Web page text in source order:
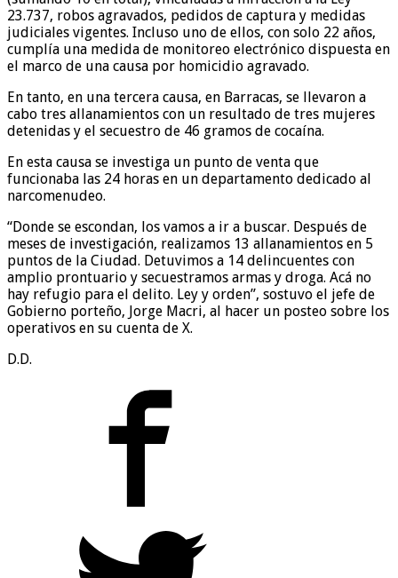
23.737, robos agravados, pedidos de captura y medidas
judiciales vigentes. Incluso uno de ellos, con solo 22 años,
cumplía una medida de monitoreo electrónico dispuesta en
el marco de una causa por homicidio agravado.
En tanto, en una tercera causa, en Barracas, se llevaron a
cabo tres allanamientos con un resultado de tres mujeres
detenidas y el secuestro de 46 gramos de cocaína.
En esta causa se investiga un punto de venta que
funcionaba las 24 horas en un departamento dedicado al
narcomenudeo.
“Donde se escondan, los vamos a ir a buscar. Después de
meses de investigación, realizamos 13 allanamientos en 5
puntos de la Ciudad. Detuvimos a 14 delincuentes con
amplio prontuario y secuestramos armas y droga. Acá no
hay refugio para el delito. Ley y orden”, sostuvo el jefe de
Gobierno porteño, Jorge Macri, al hacer un posteo sobre los
operativos en su cuenta de X.
D.D.